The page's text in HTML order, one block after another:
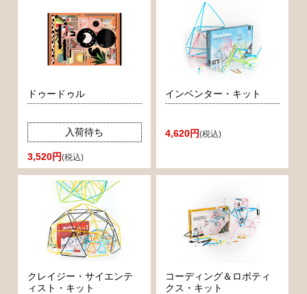
ドゥードゥル
入荷待ち
3,520円(税込)
インベンター・キット
4,620円(税込)
クレイジー・サイエンテ
ィスト・キット
コーディング＆ロボティ
クス・キット